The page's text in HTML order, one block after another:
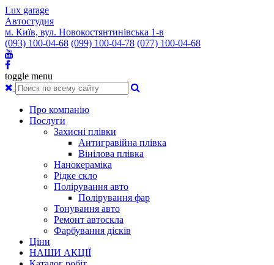
Lux garage
Автостудия
м. Київ, вул. Новокостянтинівська 1-в
(093) 100-04-68 (099) 100-04-78 (077) 100-04-68
toggle menu
Про компанію
Послуги
Захисні плівки
Антигравійна плівка
Вінілова плівка
Нанокераміка
Рідке скло
Полірування авто
Полірування фар
Тонування авто
Ремонт автоскла
Фарбування дісків
Ціни
НАШИ АКЦІЇ